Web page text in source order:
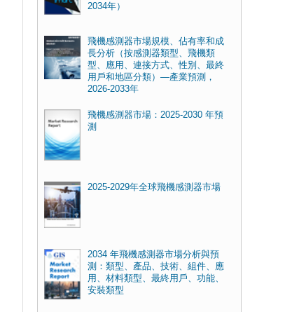
2034年）
飛機感測器市場規模、佔有率和成
長分析（按感測器類型、飛機類
型、應用、連接方式、性別、最終
用戶和地區分類）—產業預測，
2026-2033年
飛機感測器市場：2025-2030 年預
測
2025-2029年全球飛機感測器市場
2034 年飛機感測器市場分析與預
測：類型、產品、技術、組件、應
用、材料類型、最終用戶、功能、
安裝類型